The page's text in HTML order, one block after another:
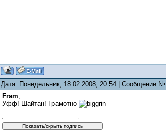
Дата: Понедельник, 18.02.2008, 20:54 | Сообщение №
Fram,
Уфф! Шайтан! Грамотно